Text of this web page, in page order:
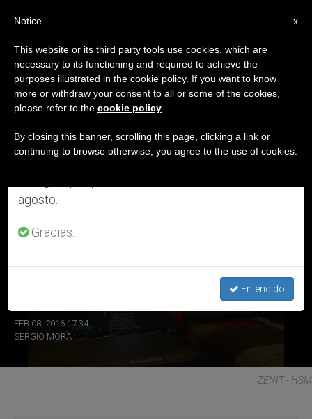
ETIQUETA
Posts Tagged ‘lunes 8
De Enero 2016’
ÚLTIMAS NOTICIAS
Descargar el servicio diario de ZENIT en formato solo texto
FEB 08, 2016 17:34
SERGIO MORA
ZENIT - HSM
×
Aviso importante
Del 27 de julio al 7 de agosto haremos la pausa
anual, aprovechando que en el periodo de verano
se generan menos informaciones y también el
agosto.
Gracias.
Entendido
x
Notice
This website or its third party tools use cookies, which are
necessary to its functioning and required to achieve the
purposes illustrated in the cookie policy. If you want to know
more or withdraw your consent to all or some of the cookies,
please refer to the cookie policy
By closing this banner, scrolling this page, clicking a link or
continuing to browse otherwise, you agree to the use of cookies.